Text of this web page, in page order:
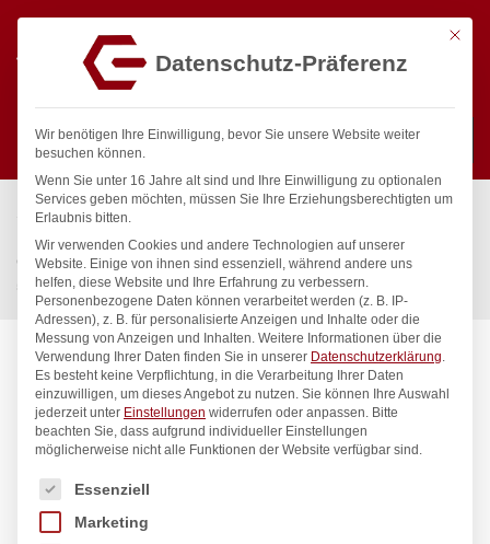
Suchen
Start / Gastronomiebedarf & Gastro Geräte für Profis
Küchenartikel
Seiher
Chinesisches Sieb mit Masche, verstärkt, HENDI,
505x250x(H)200mm
Mit
Datenschutz-Präferenz
Wir benötigen Ihre Einwilligung, bevor Sie unsere Website weiter
besuchen können.
Wenn Sie unter 16 Jahre alt sind und Ihre Einwilligung zu optionalen
Services geben möchten, müssen Sie Ihre Erziehungsberechtigten um
Erlaubnis bitten.
Wir verwenden Cookies und andere Technologien auf unserer
Website. Einige von ihnen sind essenziell, während andere uns
helfen, diese Website und Ihre Erfahrung zu verbessern.
Personenbezogene Daten können verarbeitet werden (z. B. IP-
Adressen), z. B. für personalisierte Anzeigen und Inhalte oder die
Messung von Anzeigen und Inhalten. Weitere Informationen über die
Verwendung Ihrer Daten finden Sie in unserer Datenschutzerklärung.
Es besteht keine Verpflichtung, in die Verarbeitung Ihrer Daten
einzuwilligen, um dieses Angebot zu nutzen. Sie können Ihre Auswahl
jederzeit unter Einstellungen widerrufen oder anpassen. Bitte
beachten Sie, dass aufgrund individueller Einstellungen
möglicherweise nicht alle Funktionen der Website verfügbar sind.
Es folgt eine Liste der Service-Gruppen, für die eine
Essenziell
Marketing